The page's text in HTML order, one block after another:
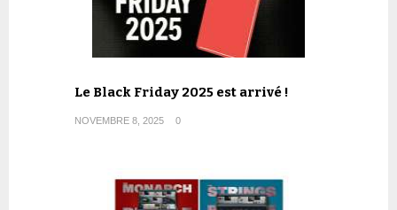
Le Black Friday 2025 est arrivé !
NOVEMBRE 8, 2025 0